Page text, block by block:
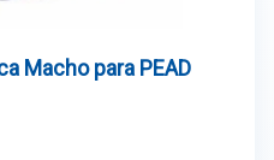
Macho para PEAD